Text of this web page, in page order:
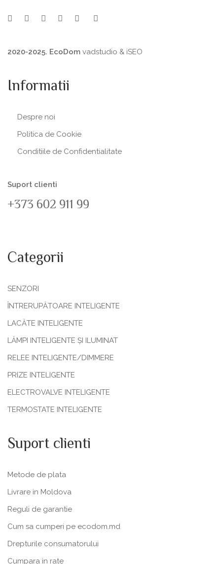
2020-2025. EcoDom vadstudio & iSEO
Informatii
Despre noi
Politica de Сookie
Conditiile de Confidentialitate
Suport clienti
+373 602 911 99
Categorii
SENZORI
ÎNTRERUPĂTOARE INTELIGENTE
LACĂTE INTELIGENTE
LĂMPI INTELIGENTE ȘI ILUMINAT
RELEE INTELIGENTE/DIMMERE
PRIZE INTELIGENTE
ELECTROVALVE INTELIGENTE
TERMOSTATE INTELIGENTE
Suport clienti
Metode de plata
Livrare in Moldova
Reguli de garantie
Cum sa cumperi pe ecodom.md
Drepturile consumatorului
Cumpara in rate